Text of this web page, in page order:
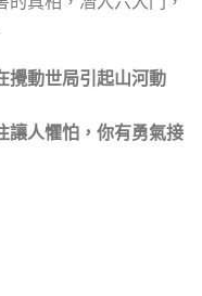
攪動世局引起山河動
讓人懼怕，你有勇氣接